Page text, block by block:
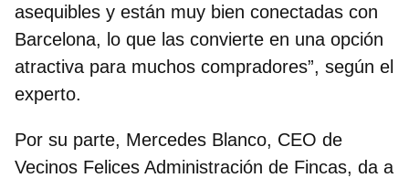
asequibles y están muy bien conectadas con
Barcelona, lo que las convierte en una opción
atractiva para muchos compradores”, según el
experto.
Por su parte, Mercedes Blanco, CEO de
Vecinos Felices Administración de Fincas, da a